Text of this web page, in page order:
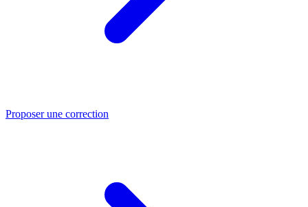
Proposer une correction